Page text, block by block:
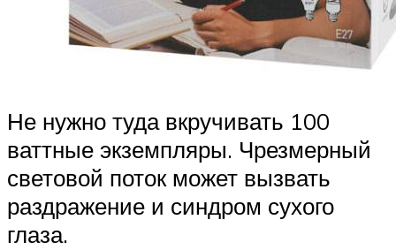
Не нужно туда вкручивать 100
ваттные экземпляры. Чрезмерный
световой поток может вызвать
раздражение и синдром сухого
глаза.